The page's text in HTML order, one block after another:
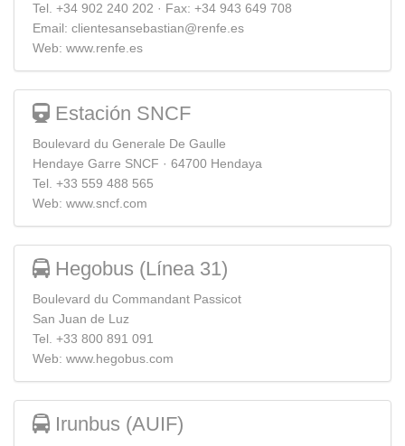
Tel. +34 902 240 202 · Fax: +34 943 649 708
Email: clientesansebastian@renfe.es
Web: www.renfe.es
Estación SNCF
Boulevard du Generale De Gaulle
Hendaye Garre SNCF · 64700 Hendaya
Tel. +33 559 488 565
Web: www.sncf.com
Hegobus (Línea 31)
Boulevard du Commandant Passicot
San Juan de Luz
Tel. +33 800 891 091
Web: www.hegobus.com
Irunbus (AUIF)